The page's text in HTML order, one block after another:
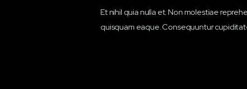
Et nihil quia nulla et. Non molestiae
quisquam eaque. Consequuntur